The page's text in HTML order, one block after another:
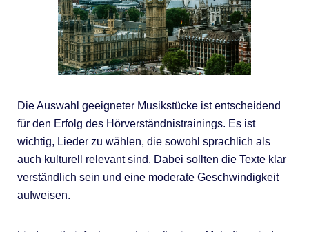
Die Auswahl geeigneter Musikstücke ist entscheidend
für den Erfolg des Hörverständnistrainings. Es ist
wichtig, Lieder zu wählen, die sowohl sprachlich als
auch kulturell relevant sind. Dabei sollten die Texte klar
verständlich sein und eine moderate Geschwindigkeit
aufweisen.